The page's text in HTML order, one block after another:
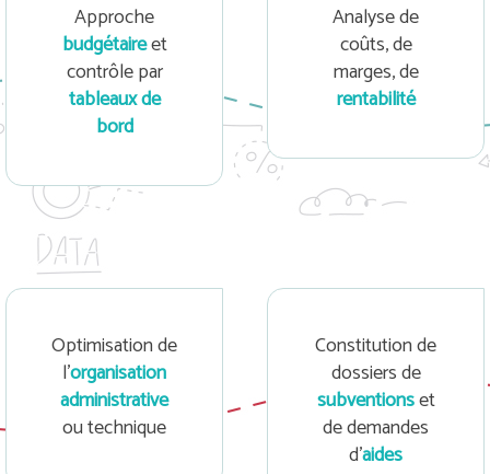
Approche
budgétaireet
contrôle par
tableaux de
bord
Analyse de
coûts, de
marges, de
rentabilité
Optimisation de
l’organisation
administrative
ou technique
Constitution de
dossiers de
subventionset
de demandes
d’aides